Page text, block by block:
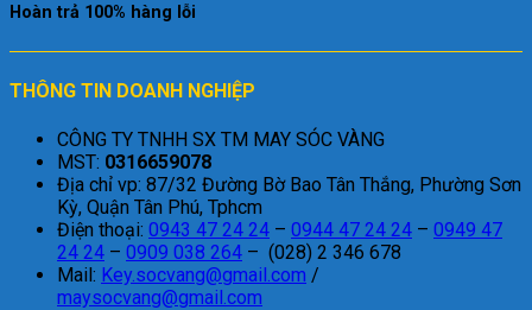
Hoàn trả 100% hàng lỗi
THÔNG TIN DOANH NGHIỆP
CÔNG TY TNHH SX TM MAY SÓC VÀNG
MST: 0316659078
Địa chỉ vp: 87/32 Đường Bờ Bao Tân Thắng, Phường Sơn
Kỳ, Quận Tân Phú, Tphcm
Điện thoại: 0943 47 24 24 – 0944 47 24 24 – 0949 47
24 24 – 0909 038 264 – (028) 2 346 678
Mail: Key.socvang@gmail.com /
maysocvang@gmail.com